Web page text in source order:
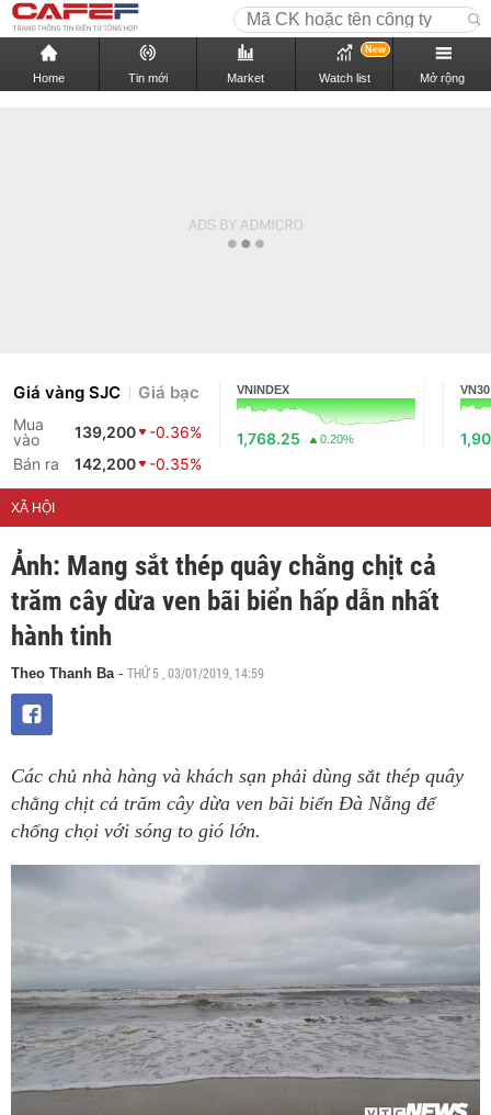
Home Tin mới Market Watch list
New
Mở rộng
Giá vàng SJC Giá bạc
Mua
vào
139,200
-0.36%
Bán ra
142,200 -0.35%
VNINDEX
1,768.25 0.20%
VN30
XÃ HỘI
Ảnh: Mang sắt thép quây chằng chịt cả
trăm cây dừa ven bãi biển hấp dẫn nhất
hành tinh
Theo Thanh Ba- THỨ 5 , 03/01/2019, 14:59
Các chủ nhà hàng và khách sạn phải dùng sắt thép quây
chằng chịt cả trăm cây dừa ven bãi biển Đà Nẵng để
chống chọi với sóng to gió lớn.